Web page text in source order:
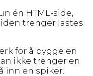
én HTML-side,
trenger lastes
for å bygge en
ikke trenger en
inn en spiker.